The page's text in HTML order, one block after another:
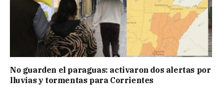
No guarden el paraguas: activaron dos alertas por
lluvias y tormentas para Corrientes